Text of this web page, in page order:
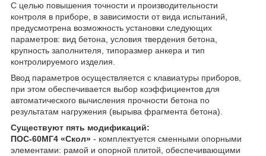
С целью повышения точности и производительности
контроля в приборе, в зависимости от вида испытаний,
предусмотрена возможность установки следующих
параметров: вид бетона, условия твердения бетона,
крупность заполнителя, типоразмер анкера и тип
контролируемого изделия.
Ввод параметров осуществляется с клавиатуры приборов,
при этом обеспечивается выбор коэффициентов для
автоматического вычисления прочности бетона по
результатам нагружения (вырыва фрагмента бетона).
Существуют пять модификаций:
ПОС-60МГ4 «Скол» - комплектуется сменными опорными
элементами: рамой и опорной плитой, обеспечивающими